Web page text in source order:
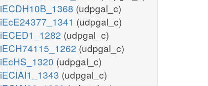
iECDH10B_1368 (udpgal_c)
iEcE24377_1341 (udpgal_c)
iECED1_1282 (udpgal_c)
iECH74115_1262 (udpgal_c)
iEcHS_1320 (udpgal_c)
iECIAI1_1343 (udpgal_c)